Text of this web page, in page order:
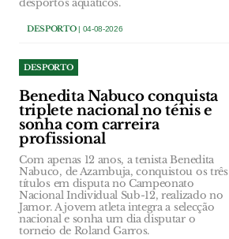
desportos aquáticos.
DESPORTO| 04-08-2026
DESPORTO
Benedita Nabuco conquista
triplete nacional no ténis e
sonha com carreira
profissional
Com apenas 12 anos, a tenista Benedita
Nabuco, de Azambuja, conquistou os três
títulos em disputa no Campeonato
Nacional Individual Sub-12, realizado no
Jamor. A jovem atleta integra a selecção
nacional e sonha um dia disputar o
torneio de Roland Garros.